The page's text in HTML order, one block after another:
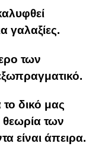
γαλαξίες.
των
δικό μας
των
είναι άπειρα.